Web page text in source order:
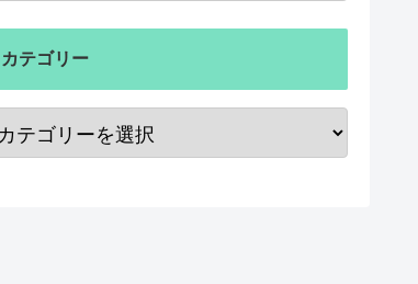
カテゴリー